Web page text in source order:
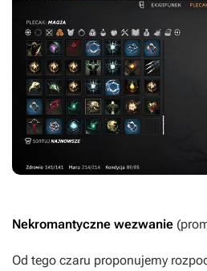
Nekromantyczne wezwanie
Od tego czaru proponujemy